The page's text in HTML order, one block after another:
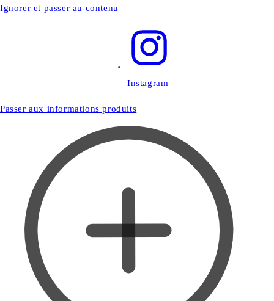
Ignorer et passer au contenu
Instagram
Passer aux informations produits